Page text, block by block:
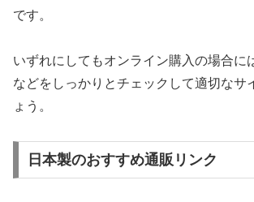
です。
いずれにしてもオンライン購入の場合に
などをしっかりとチェックして適切なサ
ょう。
日本製のおすすめ通販リンク